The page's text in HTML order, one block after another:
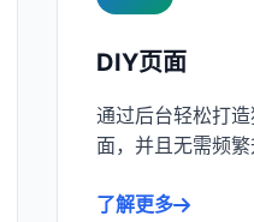
DIY页面
通过后台轻松打
面，并且无需频
了解更多